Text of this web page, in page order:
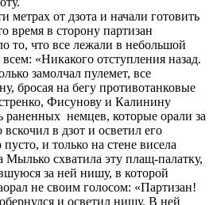
метрах от дзота и начали готовить
время в сторону партизан
то, что все лежали в небольшой
«Никакого отступления назад.
замолчал пулемет, все
бросая на бегу противотанковые
Фисунову и Калинину
раненных немцев, которые орали за
в дзот и осветил его
и только на стене висела
Мылько схватила эту плащ-палатку,
за ней нишу, в которой
не своим голосом: «Партизан!
и осветил нишу. В ней